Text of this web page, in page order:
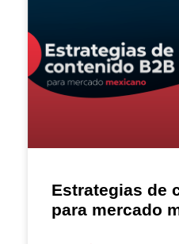
Estrategias de
para mercado